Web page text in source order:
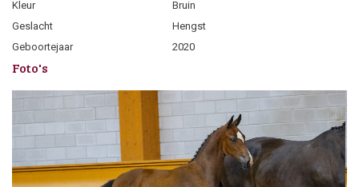
Kleur
Bruin
Geslacht
Hengst
Geboortejaar
2020
Foto's